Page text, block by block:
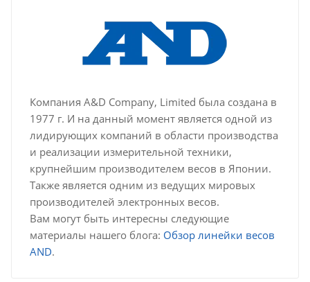
Компания A&D Company, Limited была создана в
1977 г. И на данный момент является одной из
лидирующих компаний в области производства
и реализации измерительной техники,
крупнейшим производителем весов в Японии.
Также является одним из ведущих мировых
производителей электронных весов.
Вам могут быть интересны следующие
материалы нашего блога: Обзор линейки весов
AND.